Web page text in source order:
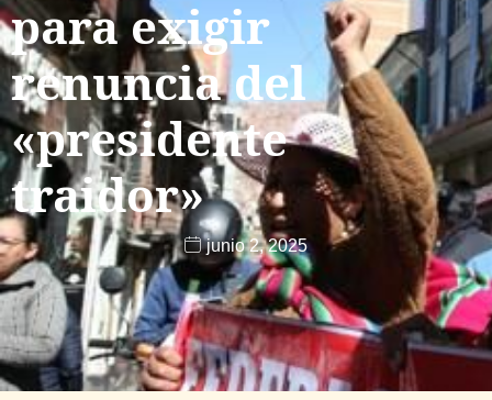
para exigir
renuncia del
«presidente
traidor»
junio 2, 2025